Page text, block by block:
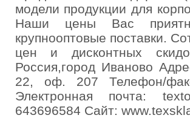
модели продукции для
Наши цены Вас
крупнооптовые поставки.
цен и дисконтных
Россия,город Иваново
22, оф. 207 Телефон/
Электронная почта:
643696584 Сайт: